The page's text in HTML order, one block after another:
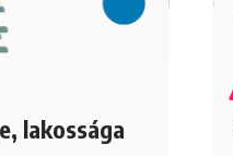
lakossága